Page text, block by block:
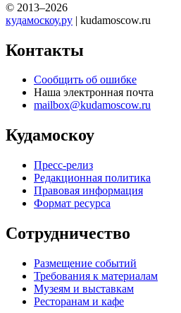
© 2013–2026
кудамоскоу.ру | kudamoscow.ru
Контакты
Сообщить об ошибке
Наша электронная почта
mailbox@kudamoscow.ru
Кудамоскоу
Пресс-релиз
Редакционная политика
Правовая информация
Формат ресурса
Сотрудничество
Размещение событий
Требования к материалам
Музеям и выставкам
Ресторанам и кафе